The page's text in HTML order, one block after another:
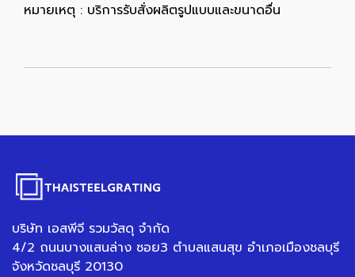
หมายเหตุ : บริการรับสั่งผลิตรูปแบบและขนาดอื่น
บริษัท เอสพีจี รวมวัสดุ จำกัด
4/2 ถนนบางแสนล่าง ซอย3 ตำบลแสนสุข อำเภอเมืองชลบุรี
จังหวัดชลบุรี 20130